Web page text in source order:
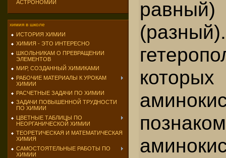
АСТРОНОМИИ
химия в школе
ИСТОРИЯ ХИМИИ
ХИМИЯ - ЭТО ИНТЕРЕСНО
ШКОЛЬНИКАМ О ПРЕВРАЩЕНИИ
ЭЛЕМЕНТОВ
МИР, СОЗДАННЫЙ ХИМИКАМИ
РАБОЧИЕ МАТЕРИАЛЫ К УРОКАМ
ХИМИИ
РАСЧЕТНЫЕ ЗАДАЧИ ПО ХИМИИ
ЗАДАЧИ ПОВЫШЕННОЙ ТРУДНОСТИ
ПО ХИМИИ
ЦВЕТНЫЕ ТАБЛИЦЫ ПО
НЕОРГАНИЧЕСКОЙ ХИМИИ
ТЕОРЕТИЧЕСКАЯ И МАТЕМАТИЧЕСКАЯ
ХИМИЯ
САМОСТОЯТЕЛЬНЫЕ РАБОТЫ ПО
ХИМИИ